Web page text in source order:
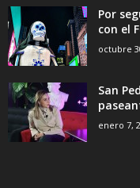
Por
con el
octubre
San
enero 7,